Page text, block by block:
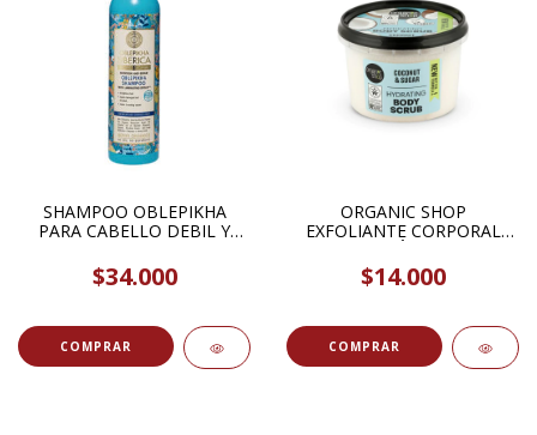
SHAMPOO OBLEPIKHA
PARA CABELLO DEBIL Y
SIBERICA
$34.000
ORGANIC SHOP
EXFOLIANTE CORPORAL
$14.000